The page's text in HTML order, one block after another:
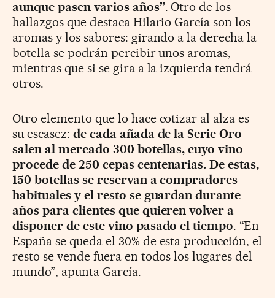
aunque pasen varios años”. Otro de los
hallazgos que destaca Hilario García son los
aromas y los sabores: girando a la derecha la
botella se podrán percibir unos aromas,
mientras que si se gira a la izquierda tendrá
otros.
Otro elemento que lo hace cotizar al alza es
su escasez: de cada añada de la Serie Oro
salen al mercado 300 botellas, cuyo vino
procede de 250 cepas centenarias. De estas,
150 botellas se reservan a compradores
habituales y el resto se guardan durante
años para clientes que quieren volver a
disponer de este vino pasado el tiempo. “En
España se queda el 30% de esta producción, el
resto se vende fuera en todos los lugares del
mundo”, apunta García.